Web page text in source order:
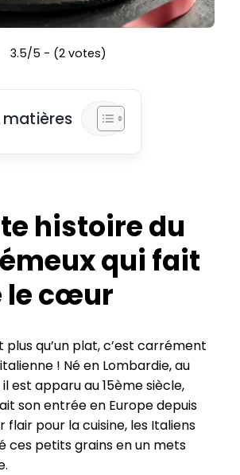
3.5/5 - (2 votes)
matières
histoire du
qui fait
le cœur
plus qu’un plat, c’est carrément
! Né en Lombardie, au
il est apparu au 15ème siècle,
son entrée en Europe depuis
flair pour la cuisine, les Italiens
ces petits grains en un mets